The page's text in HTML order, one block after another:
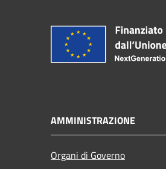
AMMINISTRAZIONE
Organi di Governo